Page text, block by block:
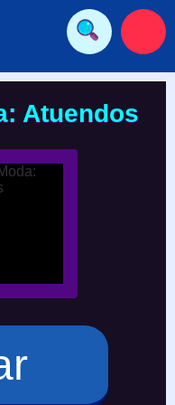
Atuendos